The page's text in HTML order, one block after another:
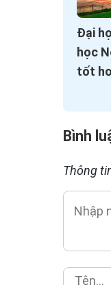
Đại
học
tốt
Bình
Thông